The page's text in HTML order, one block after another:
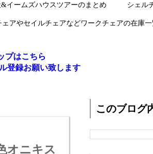
イームズハウスツアーのまとめ シェル
ェアやセイルチェアなどワークチェアの在庫
プはこちら
登録お願い致します
オニキス
このブログ